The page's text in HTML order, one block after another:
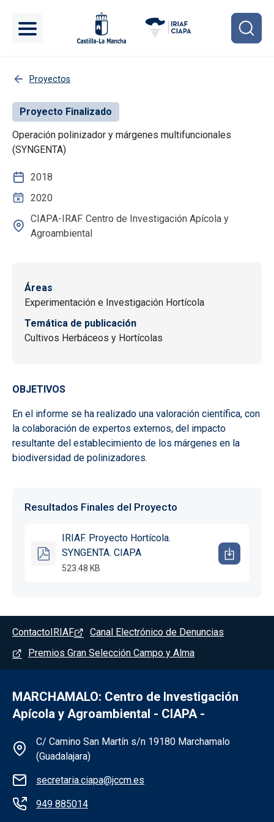
Proyectos
Proyecto Finalizado
Operación polinizador y márgenes multifuncionales
(SYNGENTA)
2018
2020
CIAPA-IRAF. Centro de Investigación Apícola y
Agroambiental
Áreas
Experimentación e Investigación Hortícola
Temática de publicación
Cultivos Herbáceos y Hortícolas
OBJETIVOS
En el informe se ha realizado una valoración científica, con
la colaboración de expertos externos, del impacto
resultante del establecimiento de los márgenes en la
biodiversidad de polinizadores.
Resultados Finales del Proyecto
IRIAF. Proyecto Hortícola.
SYNGENTA. CIAPA
523.48 KB
Pie de página - Marchamalo
Contacto IRIAF
Canal Electrónico de Denuncias
Premios Gran Selección Campo y Alma
MARCHAMALO: Centro de Investigación
Apícola y Agroambiental - CIAPA -
Información de la institución -
C/ Camino San Martín s/n 19180 Marchamalo
(Guadalajara)
secretaria.ciapa@jccm.es
949 885014